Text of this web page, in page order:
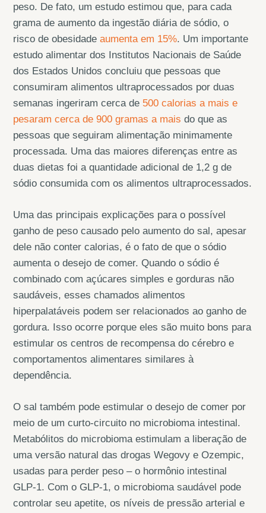
peso. De fato, um estudo estimou que, para cada
grama de aumento da ingestão diária de sódio, o
risco de obesidadeaumenta em 15%. Um importante
estudo alimentar dos Institutos Nacionais de Saúde
dos Estados Unidos concluiu que pessoas que
consumiram alimentos ultraprocessados por duas
semanas ingeriram cerca de 500 calorias a mais e
pesaram cerca de 900 gramas a maisdo que as
pessoas que seguiram alimentação minimamente
processada. Uma das maiores diferenças entre as
duas dietas foi a quantidade adicional de 1,2 g de
sódio consumida com os alimentos ultraprocessados.
Uma das principais explicações para o possível
ganho de peso causado pelo aumento do sal, apesar
dele não conter calorias, é o fato de que o sódio
aumenta o desejo de comer. Quando o sódio é
combinado com açúcares simples e gorduras não
saudáveis, esses chamados alimentos
hiperpalatáveis podem ser relacionados ao ganho de
gordura. Isso ocorre porque eles são muito bons para
estimular os centros de recompensa do cérebro e
comportamentos alimentares similares à
dependência.
O sal também pode estimular o desejo de comer por
meio de um curto-circuito no microbioma intestinal.
Metabólitos do microbioma estimulam a liberação de
uma versão natural das drogas Wegovy e Ozempic,
usadas para perder peso – o hormônio intestinal
GLP-1. Com o GLP-1, o microbioma saudável pode
controlar seu apetite, os níveis de pressão arterial e